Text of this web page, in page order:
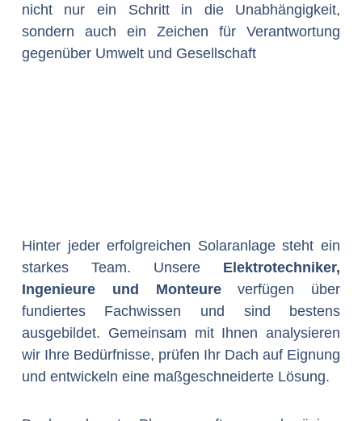
nicht nur ein Schritt in die Unabhängigkeit,
sondern auch ein Zeichen für Verantwortung
gegenüber Umwelt und Gesellschaft
Hinter jeder erfolgreichen Solaranlage steht ein
starkes Team. Unsere Elektrotechniker,
Ingenieure und Monteureverfügen über
fundiertes Fachwissen und sind bestens
ausgebildet. Gemeinsam mit Ihnen analysieren
wir Ihre Bedürfnisse, prüfen Ihr Dach auf Eignung
und entwickeln eine maßgeschneiderte Lösung.